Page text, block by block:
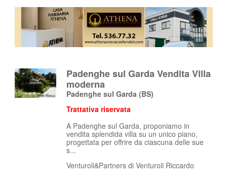
Padenghe sul Garda Vendita Villa
moderna
Padenghe sul Garda (BS)
Trattativa riservata
A Padenghe sul Garda, proponiamo in
vendita splendida villa su un unico piano,
progettata per offrire da ciascuna delle sue
s...
Venturoli&Partners di Venturoli Riccardo